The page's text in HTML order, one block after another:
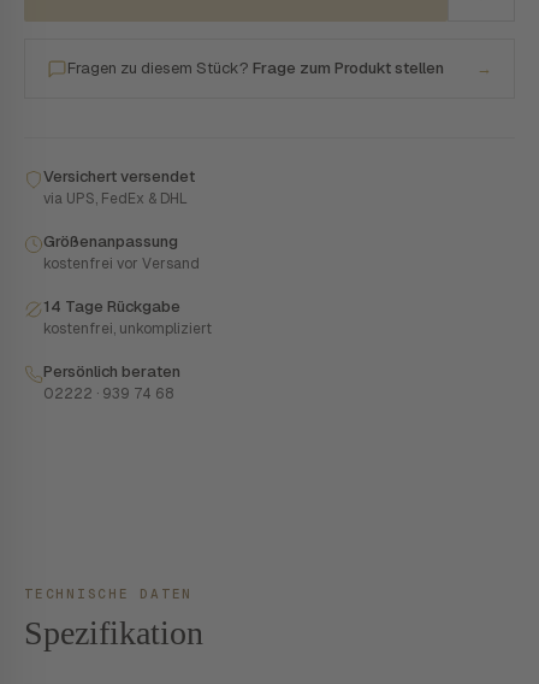
Fragen zu diesem Stück? Frage zum Produkt stellen →
Versichert versendet
via UPS, FedEx & DHL
Größenanpassung
kostenfrei vor Versand
14 Tage Rückgabe
kostenfrei, unkompliziert
Persönlich beraten
02222 · 939 74 68
TECHNISCHE DATEN
Spezifikation